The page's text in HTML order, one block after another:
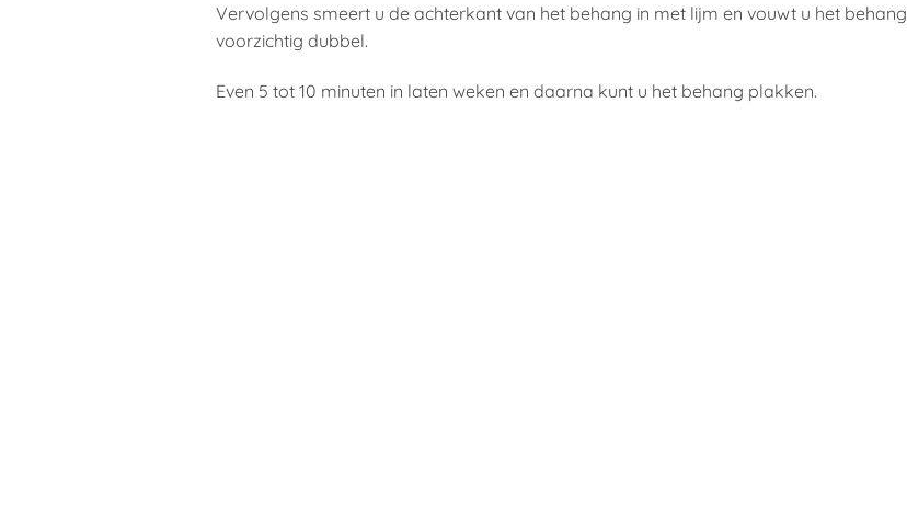
Vervolgens smeert u de achterkant van het behang in met lijm en vouwt u het behang
voorzichtig dubbel.
Even 5 tot 10 minuten in laten weken en daarna kunt u het behang plakken.